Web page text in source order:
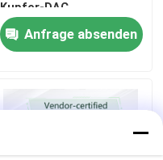
Kupfer-DAC
Anfrage absenden